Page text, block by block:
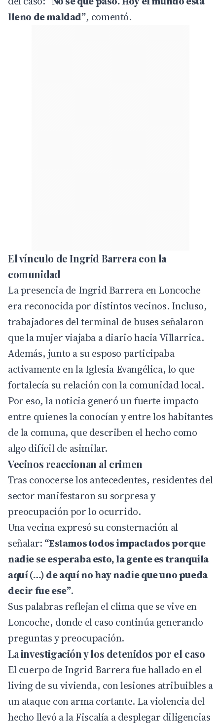
lleno de maldad”, comentó.
El vínculo de Ingrid Barrera con la
comunidad
La presencia de Ingrid Barrera en Loncoche
era reconocida por distintos vecinos. Incluso,
trabajadores del terminal de buses señalaron
que la mujer viajaba a diario hacia Villarrica.
Además, junto a su esposo participaba
activamente en la Iglesia Evangélica, lo que
fortalecía su relación con la comunidad local.
Por eso, la noticia generó un fuerte impacto
entre quienes la conocían y entre los habitantes
de la comuna, que describen el hecho como
algo difícil de asimilar.
Vecinos reaccionan al crimen
Tras conocerse los antecedentes, residentes del
sector manifestaron su sorpresa y
preocupación por lo ocurrido.
Una vecina expresó su consternación al
señalar: “Estamos todos impactados porque
nadie se esperaba esto, la gente es tranquila
aquí (…) de aquí no hay nadie que uno pueda
decir fue ese”.
Sus palabras reflejan el clima que se vive en
Loncoche, donde el caso continúa generando
preguntas y preocupación.
La investigación y los detenidos por el caso
El cuerpo de Ingrid Barrera fue hallado en el
living de su vivienda, con lesiones atribuibles a
un ataque con arma cortante. La violencia del
hecho llevó a la Fiscalía a desplegar diligencias